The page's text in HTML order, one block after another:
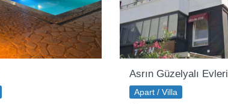
Asrın Güzelyalı Evleri
Apart / Villa